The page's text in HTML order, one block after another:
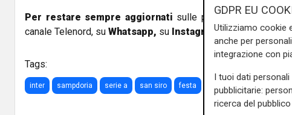
Per restare sempre aggiornati sulle principali notizie
canale Telenord, su Whatsapp, su Instagram,suYoutubee
Tags:
inter sampdoria serie a san siro festa scudetto tifosi
GDPR EU
Utilizziamo cookie
anche per
integrazione con
I tuoi dati
pubblicitarie:
ricerca del